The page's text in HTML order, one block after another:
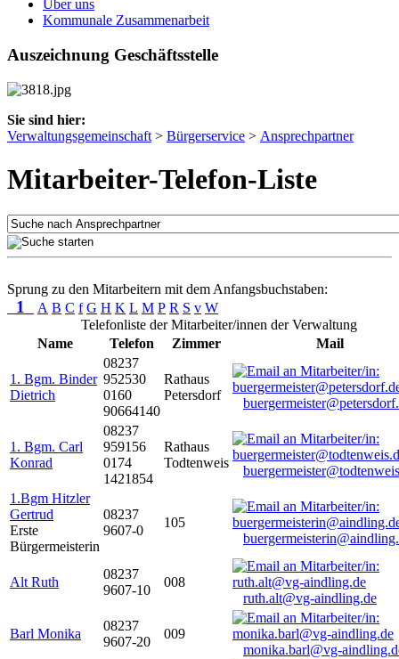
Über uns
Kommunale Zusammenarbeit
Auszeichnung Geschäftsstelle
Sie sind hier:
Verwaltungsgemeinschaft > Bürgerservice > Ansprechpartner
Mitarbeiter-Telefon-Liste
Sprung zu den Mitarbeitern mit dem Anfangsbuchstaben:
1 A B C f G H K L M P R S v W
Telefonliste der Mitarbeiter/innen der Verwaltung
Name
Telefon Zimmer Mail
1. Bgm. Binder
Dietrich
08237
952530
0160
90664140
Rathaus
Petersdorf
1. Bgm. Carl
Konrad
08237
959156
0174
1421854
Rathaus
Todtenweis
1.Bgm Hitzler
Gertrud
Erste
Bürgermeisterin
08237
9607-0
105
Alt Ruth
08237
9607-10
008
ruth.alt@vg-aindling.de
Barl Monika
08237
9607-20
009
monika.barl@vg-